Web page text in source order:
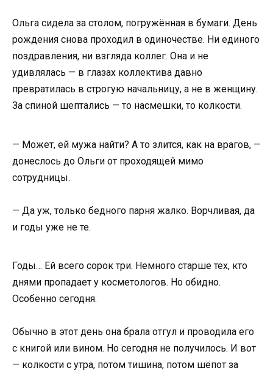
Ольга сидела за столом, погружённая в бумаги. День
рождения снова проходил в одиночестве. Ни единого
поздравления, ни взгляда коллег. Она и не
удивлялась — в глазах коллектива давно
превратилась в строгую начальницу, а не в женщину.
За спиной шептались — то насмешки, то колкости.
— Может, ей мужа найти? А то злится, как на врагов, —
донеслось до Ольги от проходящей мимо
сотрудницы.
— Да уж, только бедного парня жалко. Ворчливая, да
и годы уже не те.
Годы… Ей всего сорок три. Немного старше тех, кто
днями пропадает у косметологов. Но обидно.
Особенно сегодня.
Обычно в этот день она брала отгул и проводила его
с книгой или вином. Но сегодня не получилось. И вот
— колкости с утра, потом тишина, потом шёпот за